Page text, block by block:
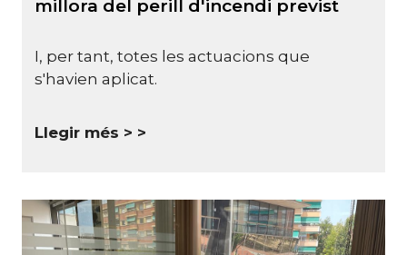
millora del perill d'incendi previst
I, per tant, totes les actuacions que
s'havien aplicat.
Llegir més >